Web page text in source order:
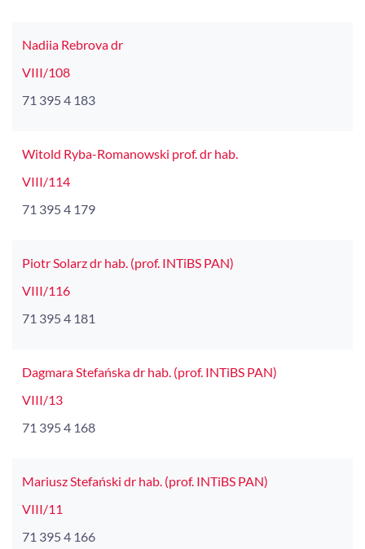
Nadiia Rebrova dr
VIII/108
71 395 4 183
Witold Ryba-Romanowski prof. dr hab.
VIII/114
71 395 4 179
Piotr Solarz dr hab. (prof. INTiBS PAN)
VIII/116
71 395 4 181
Dagmara Stefańska dr hab. (prof. INTiBS PAN)
VIII/13
71 395 4 168
Mariusz Stefański dr hab. (prof. INTiBS PAN)
VIII/11
71 395 4 166